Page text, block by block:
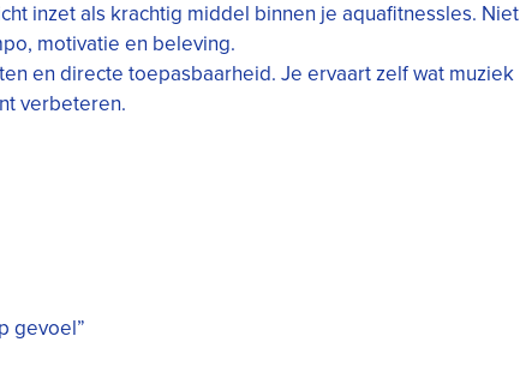
inzet als krachtig middel binnen je aquafitnessles. Niet
motivatie en beleving.
en directe toepasbaarheid. Je ervaart zelf wat muziek
verbeteren.
gevoel”